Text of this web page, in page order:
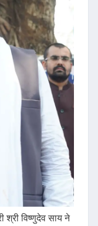
श्री विष्णुदेव साय ने